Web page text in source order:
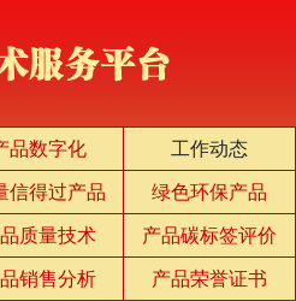
品数字化 工作动态
信得过产品 绿色环保产品
质量技术 产品碳标签评价
销售分析
产品荣誉证书